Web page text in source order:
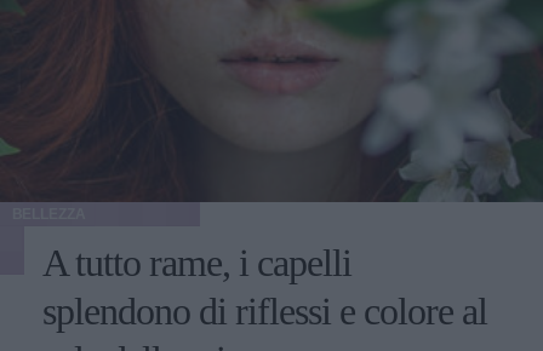
A tutto rame, i capelli
splendono di riflessi e colore al